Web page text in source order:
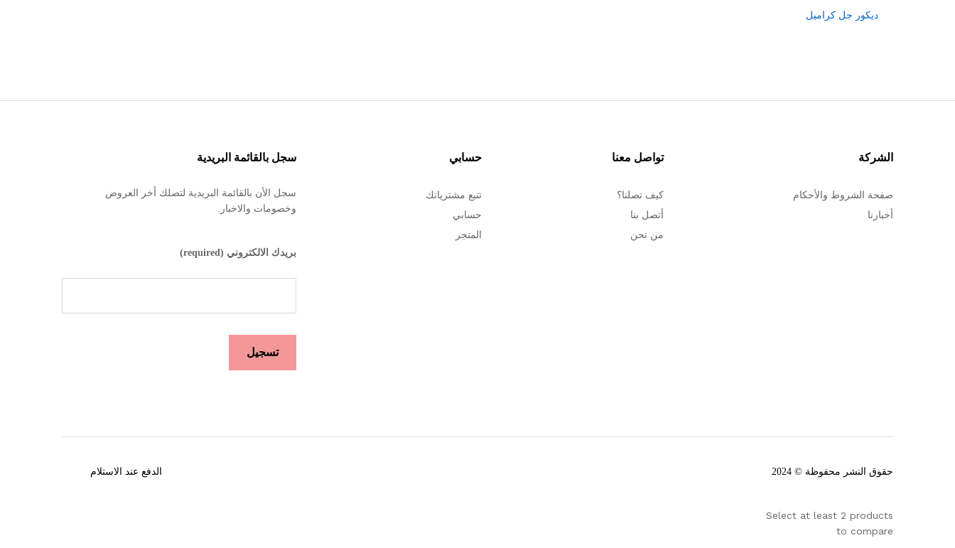
ديكور جل كراميل
الشركة
صفحة الشروط والأحكام
أخبارنا
تواصل معنا
كيف تصلنا؟
أتصل بنا
من نحن
حسابي
تتبع مشترياتك
حسابي
المتجر
سجل بالقائمة البريدية
سجل الأن بالقائمة البريدية لتصلك أخر العروض
وخصومات والاخبار.
بريدك الالكتروني (required)
حقوق النشر محفوظة © 2024 الدفع عند الاستلام
Select at least 2 products
to compare